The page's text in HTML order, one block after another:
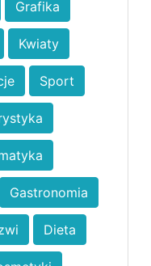
Grafika
Kwiaty
Sport
Gastronomia
Dieta